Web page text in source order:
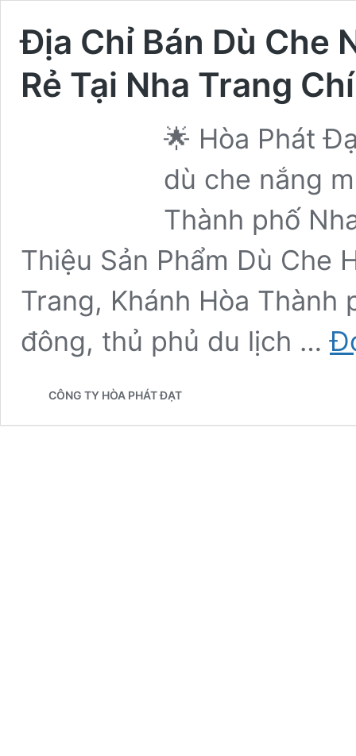
Địa Chỉ Bán Dù Che
Rẻ Tại Nha Trang
🌟 Hòa Phát
dù che nắng
Thành phố
Thiệu Sản Phẩm Dù Che
Trang, Khánh Hòa Thành
đông, thủ phủ du lịch …
CÔNG TY HÒA PHÁT ĐẠT